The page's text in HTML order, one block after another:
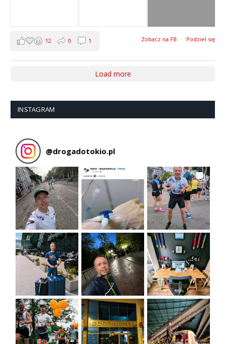
Zobacz na FB · Podziel się
12 0 1
Load more
INSTAGRAM
@drogadotokio.pl